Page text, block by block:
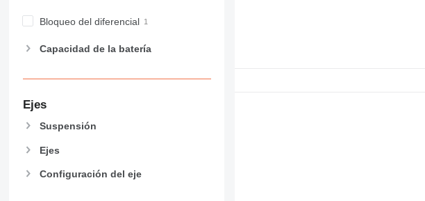
Bloqueo del diferencial
Capacidad de la batería
Ejes
Suspensión
Ejes
Configuración del eje